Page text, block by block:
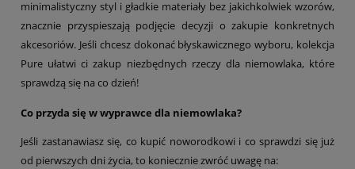
minimalistyczny styl i gładkie materiały bez jakichkolwiek wzorów,
znacznie przyspieszają podjęcie decyzji o zakupie konkretnych
akcesoriów. Jeśli chcesz dokonać błyskawicznego wyboru, kolekcja
Pure ułatwi ci zakup niezbędnych rzeczy dla niemowlaka, które
sprawdzą się na co dzień!
Co przyda się w wyprawce dla niemowlaka?
Jeśli zastanawiasz się, co kupić noworodkowi i co sprawdzi się już
od pierwszych dni życia, to koniecznie zwróć uwagę na: